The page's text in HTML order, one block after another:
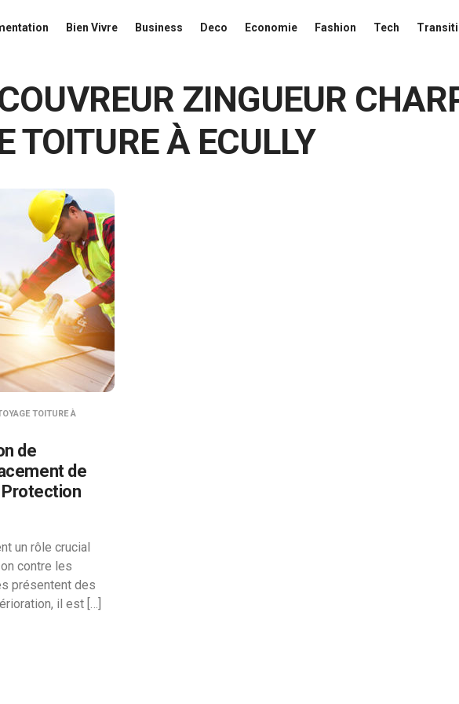
Bien Vivre Business Deco Economie Fashion Tech
ZINGUEUR
TOITURE À ECULLY
TOITURE À
de
de
Protection
un rôle crucial
contre les
présentent des
il est […]